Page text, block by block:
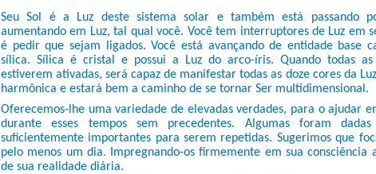
Seu Sol é a Luz deste sistema solar e também está passando
aumentando em Luz, tal qual você. Você tem interruptores de Luz em
é pedir que sejam ligados. Você está avançando de entidade base
sílica. Sílica é cristal e possui a Luz do arco-íris. Quando todas
estiverem ativadas, será capaz de manifestar todas as doze cores da
harmônica e estará bem a caminho de se tornar Ser multidimensional.
Oferecemos-lhe uma variedade de elevadas verdades, para o ajudar
durante esses tempos sem precedentes. Algumas foram
suficientemente importantes para serem repetidas. Sugerimos que
pelo menos um dia. Impregnando-os firmemente em sua
de sua realidade diária.